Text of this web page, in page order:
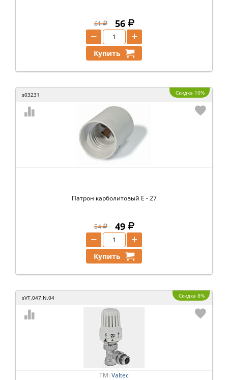
61 56
+
−
Купить
s03231 Скидка 10%
Патрон карболитовый Е - 27
54 49
+
−
Купить
sVT.047.N.04 Скидка 8%
ТМ: Valtec